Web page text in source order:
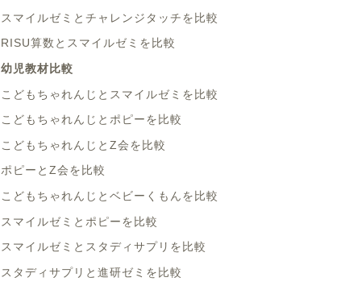
スマイルゼミとチャレンジタッチを比較
RISU算数とスマイルゼミを比較
幼児教材比較
こどもちゃれんじとスマイルゼミを比較
こどもちゃれんじとポピーを比較
こどもちゃれんじとZ会を比較
ポピーとZ会を比較
こどもちゃれんじとベビーくもんを比較
スマイルゼミとポピーを比較
スマイルゼミとスタディサプリを比較
スタディサプリと進研ゼミを比較